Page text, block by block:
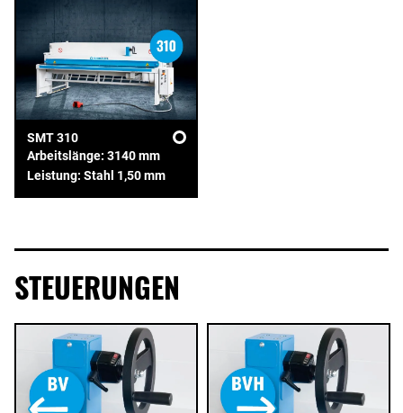
SMT 310
Arbeitslänge: 3140 mm
Leistung: Stahl 1,50 mm
STEUERUNGEN